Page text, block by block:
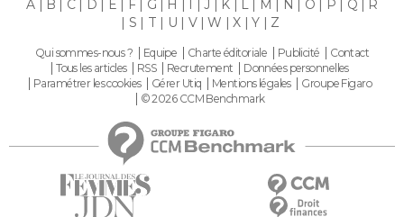
A
B C D E F G H I J K L M N O P Q
R
S
T U V W X Y Z
Qui sommes-nous ? Equipe Charte éditoriale Publicité
Contact
Tous les articles
RSS Recrutement
Données personnelles
Paramétrer les cookies
Gérer Utiq Mentions légales
Groupe Figaro
© 2026 CCM Benchmark